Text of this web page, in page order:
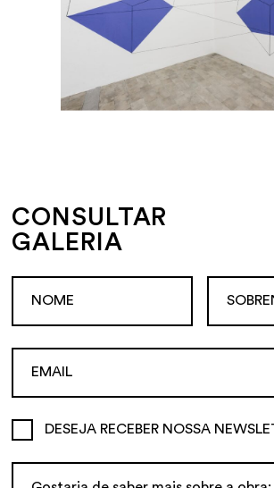
CONSULTAR
GALERIA
DESEJA RECEBER NOSSA